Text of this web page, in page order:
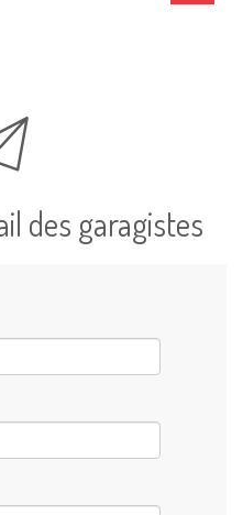
des garagistes